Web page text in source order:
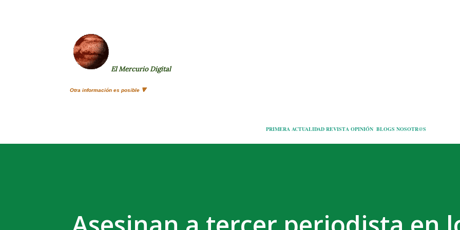
El Mercurio Digital
Otra información es posible 🔻
PRIMERA ACTUALIDAD REVISTA OPINIÓN BLOGS NOSOTR@S